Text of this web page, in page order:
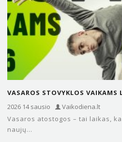
VASAROS STOVYKLOS VAIKAMS
IŠRINKTI GERIAUSIĄ IR KUR…
2026 14 sausio
Vaikodiena.lt
Vasaros atostogos – tai laikas,
naujų...